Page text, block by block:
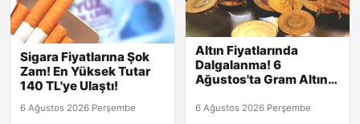
Sigara Fiyatlarına Şok
Zam! En Yüksek Tutar
140 TL'ye Ulaştı!
6 Ağustos 2026 Perşembe
Altın Fiyatlarında
Dalgalanma! 6
Ağustos'ta Gram Altın
Çeyrek Altın Ne Kadar?
6 Ağustos 2026 Perşembe